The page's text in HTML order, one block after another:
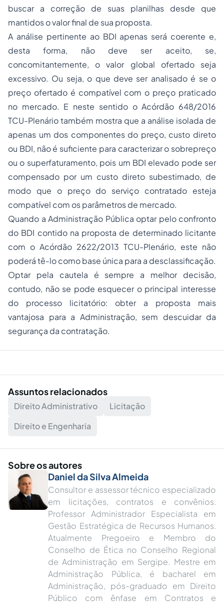
buscar a correção de suas planilhas desde que
mantidos o valor final de sua proposta.
A análise pertinente ao BDI apenas será coerente e,
desta forma, não deve ser aceito, se,
concomitantemente, o valor global ofertado seja
excessivo. Ou seja, o que deve ser analisado é se o
preço ofertado é compatível com o preço praticado
no mercado. E neste sentido o Acórdão 648/2016
TCU-Plenário também mostra que a análise isolada de
apenas um dos componentes do preço, custo direto
ou BDI, não é suficiente para caracterizar o sobrepreço
ou o superfaturamento, pois um BDI elevado pode ser
compensado por um custo direto subestimado, de
modo que o preço do serviço contratado esteja
compatível com os parâmetros de mercado.
Quando a Administração Pública optar pelo confronto
do BDI contido na proposta de determinado licitante
com o Acórdão 2622/2013 TCU-Plenário, este não
poderá tê-lo como base única para a desclassificação.
Optar pela cautela é sempre a melhor decisão,
contudo, não se pode esquecer o principal interesse
do processo licitatório: obter a proposta mais
vantajosa para a Administração, sem descuidar da
segurança da contratação.
Assuntos relacionados
Direito Administrativo
Licitação
Direito e Engenharia
Sobre os autores
Daniel da Silva Almeida
Consultor e assessor técnico especializado
em licitações, contratos e convênios.
Professor Administrador Especialista em
Gestão Estratégica de Recursos Humanos.
Atualmente Pregoeiro e Membro do
Conselho de Ética no Conselho Regional
de Administração em Sergipe. Mestre em
Administração Pública, é bacharel em
Administração, pós-graduado em Direito
Público com ênfase em Contratos e